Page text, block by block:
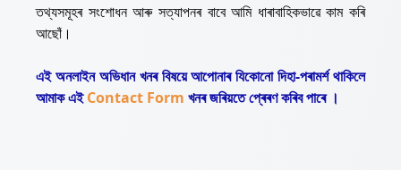
তথ্যসমূহৰ সংশোধন আৰু সত্যাপনৰ বাবে আমি ধাৰাবাহিকভাৱে কাম কৰি
আছোঁ।
এই অনলাইন অভিধান খনৰ বিষয়ে আপোনাৰ যিকোনো দিহা-পৰামৰ্শ থাকিলে
আমাক এইContact Form খনৰ জৰিয়তে প্ৰেৰণ কৰিব পাৰে ।